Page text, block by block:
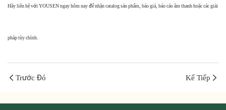
Hãy liên hệ với YOUSEN ngay hôm nay để nhận catalog sản phẩm, báo giá, báo cáo âm thanh hoặc các giải
pháp tùy chỉnh.
Trước Đó Kế Tiếp